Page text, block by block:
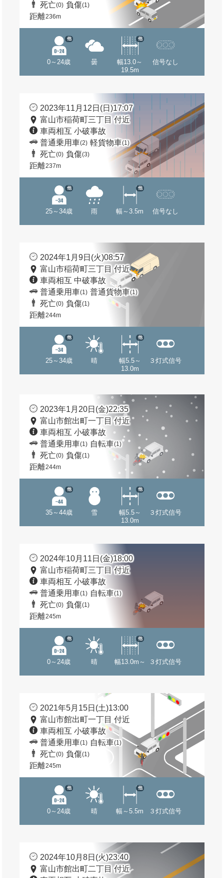
死亡(0) 負傷(1)
距離236m
0～24歳
他
曇
幅13.0～
19.5m
他
信号なし
2023年11月12日(日)17:07
富山市稲荷町三丁目 付近
車両相互 小破事故
普通乗用車(2) 軽貨物車(1)
死亡(0) 負傷(3)
距離237m
25～34歳
他
雨 幅～3.5m
他
信号なし
2024年1月9日(火)08:57
富山市稲荷町三丁目 付近
車両相互 中破事故
普通乗用車(1) 普通貨物車(1)
死亡(0) 負傷(1)
距離244m
25～34歳
他
晴
幅5.5～
13.0m
他
３灯式信号
2023年1月20日(金)22:35
富山市館出町一丁目 付近
車両相互 小破事故
普通乗用車(1) 自転車(1)
死亡(0) 負傷(1)
距離244m
35～44歳
他
雪
幅5.5～
13.0m
他
３灯式信号
2024年10月11日(金)18:00
富山市稲荷町三丁目 付近
車両相互 小破事故
普通乗用車(1) 自転車(1)
死亡(0) 負傷(1)
距離245m
0～24歳
他
晴 幅13.0m～
他
３灯式信号
2021年5月15日(土)13:00
富山市館出町一丁目 付近
車両相互 小破事故
普通乗用車(1) 自転車(1)
死亡(0) 負傷(1)
距離245m
0～24歳
他
晴 幅～5.5m
他
３灯式信号
2024年10月8日(火)23:40
富山市館出町二丁目 付近